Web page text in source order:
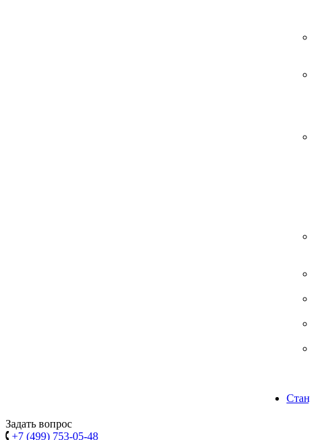
Задать вопрос
+7 (499) 753-05-48